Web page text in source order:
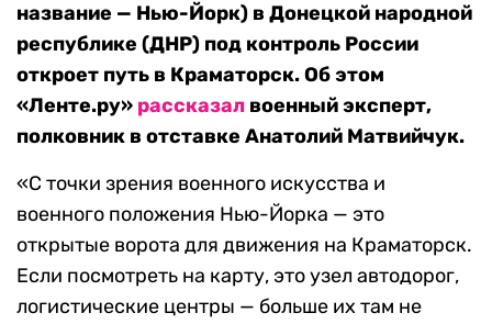
название — Нью-Йорк) в Донецкой народной
республике (ДНР) под контроль России
откроет путь в Краматорск. Об этом
«Ленте.ру» рассказал военный эксперт,
полковник в отставке Анатолий Матвийчук.
«С точки зрения военного искусства и
военного положения Нью-Йорка — это
открытые ворота для движения на Краматорск.
Если посмотреть на карту, это узел автодорог,
логистические центры — больше их там не